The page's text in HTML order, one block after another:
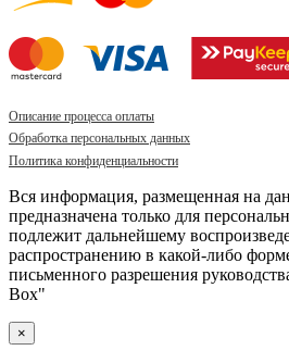
Описание процесса оплаты
Обработка персональных данных
Политика конфиденциальности
Вся информация, размещенная на
предназначена только для
подлежит дальнейшему
распространению в какой-либо
письменного разрешения
Box"
×